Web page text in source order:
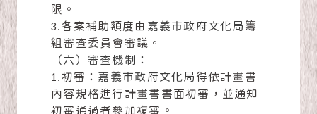
限。
3.各案補助額度由 嘉義市政府文化局 籌
組審查委員會審議。
（六）審查機制：
1.初審： 嘉義市政府文化局得依計畫書
內容規格進行計畫書書面初審，並通知
初審通過者參加複審。